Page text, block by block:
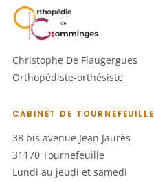
Christophe De Flaugergues
Orthopédiste-orthésiste
CABINET DE TOURNEFEUILLE
38 bis avenue Jean Jaurès
31170 Tournefeuille
Lundi au jeudi et samedi